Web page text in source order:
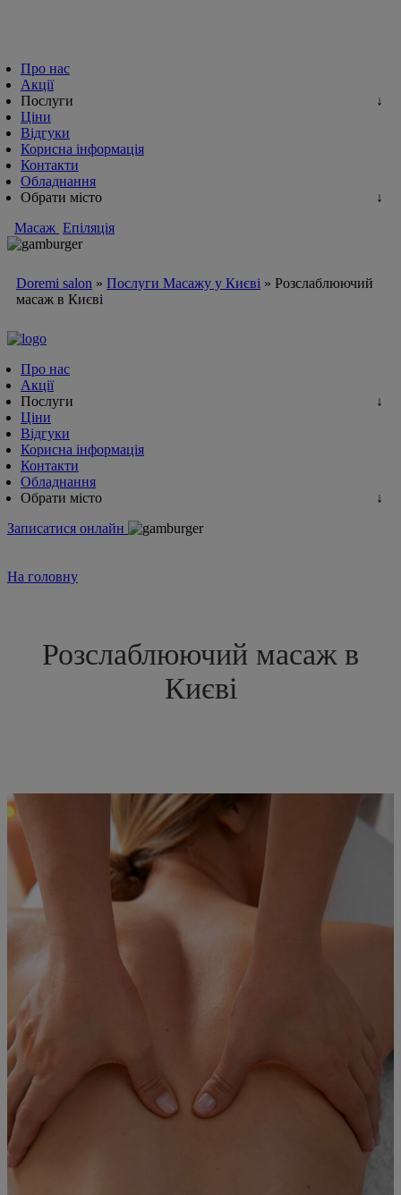
Про нас
Акції
Послуги
Ціни
Відгуки
Корисна інформація
Контакти
Обладнання
Обрати місто
Масаж Епіляція
Doremi salon » Послуги Масажу у Києві » Розслаблюючий
масаж в Києві
Про нас
Акції
Послуги
Ціни
Відгуки
Корисна інформація
Контакти
Обладнання
Обрати місто
Записатися онлайн
На головну
Розслаблюючий масаж в
Києві